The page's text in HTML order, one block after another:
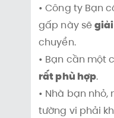
• Công ty Bạn
gấp này sẽ
chuyển.
• Bạn cần một
rất phù hợp.
• Nhà bạn
tường vi phải